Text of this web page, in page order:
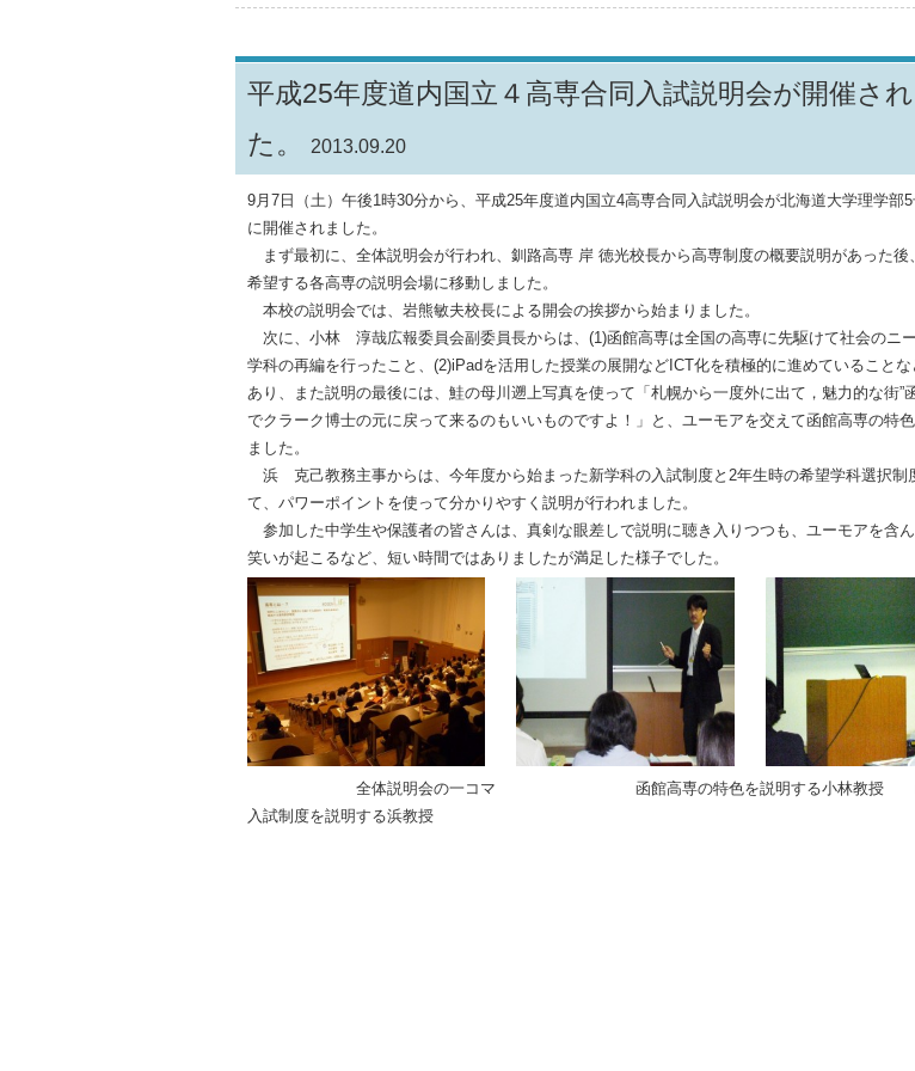
平成25年度道内国立４高専合同入試説明会が開催さ
た。
2013.09.20
9月7日（土）午後1時30分から、平成25年度道内国立4高専合同入試説明会が北海道大学理学部
に開催されました。
まず最初に、全体説明会が行われ、釧路高専 岸 徳光校長から高専制度の概要説明があった後
希望する各高専の説明会場に移動しました。
本校の説明会では、岩熊敏夫校長による開会の挨拶から始まりました。
次に、小林 淳哉広報委員会副委員長からは、(1)函館高専は全国の高専に先駆けて社会のニ
学科の再編を行ったこと、(2)iPadを活用した授業の展開などICT化を積極的に進めていること
あり、また説明の最後には、鮭の母川遡上写真を使って「札幌から一度外に出て，魅力的な街”
でクラーク博士の元に戻って来るのもいいものですよ！」と、ユーモアを交えて函館高専の特
ました。
浜 克己教務主事からは、今年度から始まった新学科の入試制度と2年生時の希望学科選択制
て、パワーポイントを使って分かりやすく説明が行われました。
参加した中学生や保護者の皆さんは、真剣な眼差しで説明に聴き入りつつも、ユーモアを含
笑いが起こるなど、短い時間ではありましたが満足した様子でした。
全体説明会の一コマ 函館高専の特色を説明する小林教授 函
入試制度を説明する浜教授